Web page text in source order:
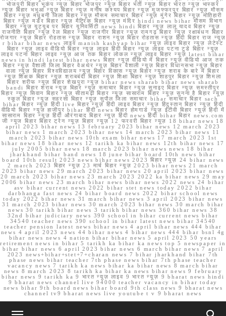
भोजपुरी बिहार भूकंप न्यूज़ बिहार भोजपुर न्यूज़ बिहार भर्ती न्यूज़ बिहार भारत न्यूज़ भास्कर
न्यूज़ बिहार भभुआ न्यूज़ बिहार न्यूज़ मनीष कश्यप बिहार न्यूज़ मुजफ्फरपुर बिहार न्यूज़ मौसम
बिहार न्यूज़ मधुबनी जिला बिहार न्यूज़ मौसम समाचार बिहार न्यूज़ मुंगेर बिहार न्यूज़ मोतिहारी
बिहार न्यूज़ मर्डर बिहार न्यूज़ मैट्रिक बिहार न्यूज़ मंदिर hindi news bihar मौसम विभाग
बिहार न्यूज़ यूट्यूब पर बिहार यूनिवर्सिटी news hindi बिहार न्यूज़ लालू यादव बिहार न्यूज़
राजनीति बिहार न्यूज़ रेल बिहार न्यूज़ राजगीर बिहार न्यूज़ रामगढ़ बिहार न्यूज़ रक्षाबंधन बिहार
रोजगार न्यूज़ बिहार रोहतास न्यूज़ बिहार राशन न्यूज़ बिहार रोहतास न्यूज़ हिंदी बिहार राज न्यूज़
r bihar bihar news लाइव manish kashyap bihar न्यूज़ लाइव बिहार न्यूज़ लेटेस्ट
बिहार न्यूज़ लाइव वीडियो बिहार न्यूज़ लाइव हिंदी बिहार न्यूज़ लाइव पटना टुडे बिहार न्यूज़
लाइव पटना बिहार लाइव न्यूज़ आज तक बिहार लोकल न्यूज़ लाइव बिहार न्यूज़ latest bihar
news in hindi latest bihar news बिहार न्यूज़ वीडियो में बिहार न्यूज़ वीडियो आज तक
बिहार न्यूज़ वैशाली जिला बिहार वेअथेर न्यूज़ बिहार वैशाली न्यूज़ बिहार विधानसभा न्यूज़ बिहार
वाला न्यूज़ बिहार विश्वविद्यालय न्यूज़ बिहार विकास न्यूज़ बिहार न्यूज़ शराब के बारे में बिहार
न्यूज़ शिक्षक बिहार न्यूज़ शराबबंदी बिहार न्यूज़ शिक्षा बिहार न्यूज़ शाहपुर बिहार न्यूज़ शिमला
बिहार शरीफ न्यूज़ बिहार शेखपुरा न्यूज़ bihar news sharab bihar news sharab
bandi बिहार शराब न्यूज़ बिहार न्यूज़ समाचार बिहार न्यूज़ सुनाइए बिहार न्यूज़ समस्तीपुर
बिहार न्यूज़ सिवान बिहार न्यूज़ सीतामढ़ी बिहार न्यूज़ सासाराम बिहार न्यूज़ सुनना है बिहार न्यूज़
स्कूल बिहार न्यूज़ सहरसा बिहार न्यूज़ सुपौल जिला समाचार bihar समाचार बिहार sach
bihar बिहार न्यूज़ हिंदी live बिहार न्यूज़ हिंदी लाइव बिहार न्यूज़ हिंदुस्तान बिहार न्यूज़ हिंदी
वीडियो बिहार न्यूज़ हाजीपुर bihar हिंदी news बिहार होमगार्ड न्यूज़ ईटीवी बिहार न्यूज़ हिंदी में
सासाराम बिहार न्यूज़ हिंदी औरंगाबाद बिहार न्यूज़ हिंदी news हिंदी bihar बिहार news.com
जी न्यूज बिहार बिहार ट्रेन न्यूज़ बिहार न्यूज़ 12 फरवरी बिहार न्यूज़ 18 bihar news 18
april 2023 bihar news 13 february 2023 bihar news 12 march 2023
bihar news 1 march 2023 bihar news 14 march 2023 bihar news 11
march 2023 bihar news 10th exam bihar news 17 march 2023 1st
bihar news 18 bihar news 12 tarikh ka bihar news 12th bihar news 17
july 2005 bihar news 18 march 2023 bihar news news 18 bihar
jharkhand bihar band news 18 june bihar board 10th news bihar
board 10th result 2023 news bihar news 2023 बिहार न्यूज़ 24 bihar news
2 march 2023 बिहार न्यूज़ 23 मार्च बिहार न्यूज़ 2023 bihar news 21 march
2023 bihar news 29 march 2023 bihar news 20 april 2023 bihar news
20 march 2023 bihar news 23 march 2023 2022 ka bihar news 29 may
2006 bihar news 23 march bihar news bihar news 2022 news 24 bihar
asv bihar current news 2022 bihar stet news today 2022 bihar
darbhanga fast news 24 bihar board news 2022 bihar school news
today 2022 bihar news 31 march bihar news 3 april 2023 bihar news
31 march 2023 bihar news 30 march 2023 bihar news 30 march bihar
news 30 tarikh bihar news 3 tarikh bihar news 360 bihar news 38
32nd bihar judiciary news 390 school in bihar current news bihar
34540 teacher news 390 school in bihar latest news bihar 34540
teacher pension latest news bihar news 4 april bihar news 444 bihar
news 4 april 2023 news 44 bihar news 4 bihar news 444 bihar bsnl 4g
bihar news news 4 nation bihar bihar news 5 april 2023 50 years
retirement news in bihar 5 tarikh ka bihar ka news top 5 newspaper in
bihar bihar news 6 april 2023 bihar news 6 march bihar news 7 april
2023 news+bihar+stet+7+charan news 7 bihar jharkhand bihar 7th
phase news bihar teacher 7th phase news bihar 7th phase teacher
vacancy news 7 tarikh ka news bihar ka bihar news 8 march bihar
news 8 march 2023 8 tarikh ka bihar ka news bihar news 9 february
bihar news 9 tarikh ka 9 भारत न्यूज़ लाइव 9 भारत न्यूज़ 9 bharat news hindi
9 bharat news channel live 94000 teacher vacancy in bihar today
news bihar 9th board news bihar board 9th class news 9 bharat news
channel tv9 bharat news live youtube t v 9 bharat news